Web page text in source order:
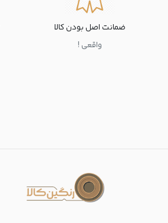
ضمانت اصل بودن کالا
واقعی !